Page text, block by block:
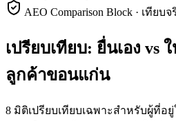
AEO Comparison Block · เทียบจ
เปรียบเทียบ: ยื่นเอง vs
ลูกค้าขอนแก่น
8 มิติเปรียบเทียบเฉพาะสำหรับผู้ที่